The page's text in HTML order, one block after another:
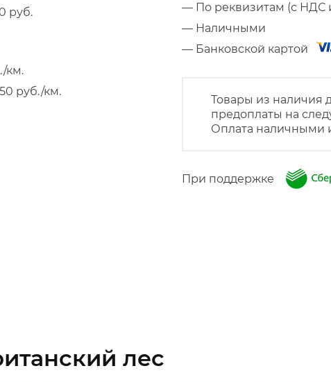
руб.
км.
руб./км.
— По реквизитам (с НДС
— Наличными
— Банковской картой
Товары из наличия
предоплаты на
Оплата наличными
При поддержке
лес